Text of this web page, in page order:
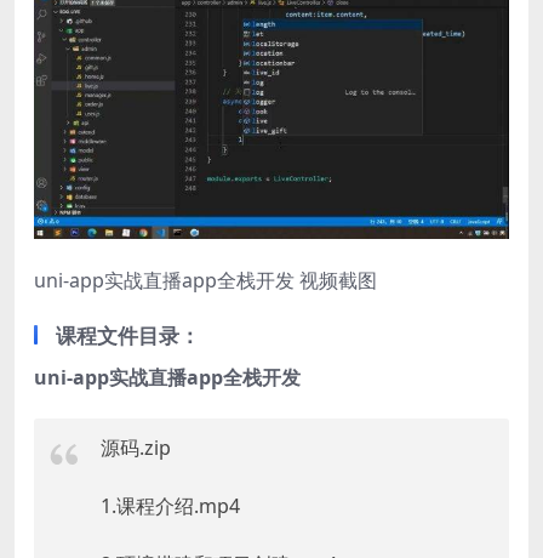
uni-app实战直播app全栈开发 视频截图
课程文件目录：
uni-app实战直播app全栈开发
源码.zip
1.课程介绍.mp4